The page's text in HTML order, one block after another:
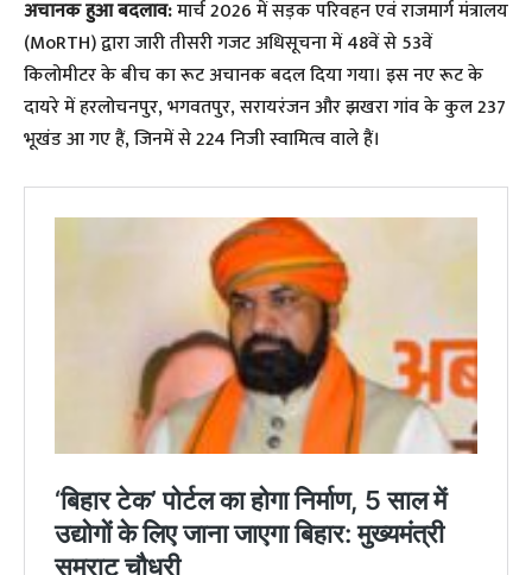
अचानक हुआ बदलाव:मार्च 2026 में सड़क परिवहन एवं राजमार्ग मंत्रालय
(MoRTH) द्वारा जारी तीसरी गजट अधिसूचना में 48वें से 53वें
किलोमीटर के बीच का रूट अचानक बदल दिया गया। इस नए रूट के
दायरे में हरलोचनपुर, भगवतपुर, सरायरंजन और झखरा गांव के कुल 237
भूखंड आ गए हैं, जिनमें से 224 निजी स्वामित्व वाले हैं।